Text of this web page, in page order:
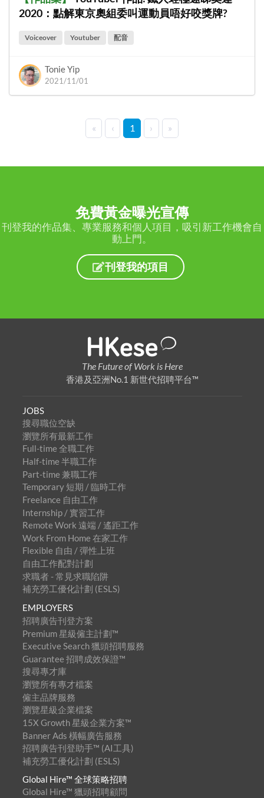
2020：點解東京奧組委叫運動員唔好咬獎牌?
Voiceover Youtuber 配音
Tonie Yip
2021/11/01
« ‹ 1 › »
免費黃金曝光宣傳
刊登我的作品集、專業服務和個人項目，吸引新工作機會自
動上門。
刊登我的項目
The Future of Work is Here
香港及亞洲No.1 新世代招聘平台™
JOBS
搜尋職位空缺
瀏覽所有最新工作
Full-time 全職工作
Half-time 半職工作
Part-time 兼職工作
Temporary 短期 / 臨時工作
Freelance 自由工作
Internship / 實習工作
Remote Work 遠端 / 遙距工作
Work From Home 在家工作
Flexible 自由 / 彈性上班
自由工作配對計劃
求職者 - 常見求職陷阱
補充勞工優化計劃 (ESLS)
EMPLOYERS
招聘廣告刊登方案
Premium 星級僱主計劃™
Executive Search 獵頭招聘服務
Guarantee 招聘成效保證™
搜尋專才庫
瀏覽所有專才檔案
僱主品牌服務
瀏覽星級企業檔案
15X Growth 星級企業方案™
Banner Ads 橫幅廣告服務
招聘廣告刊登助手™ (AI工具)
補充勞工優化計劃 (ESLS)
Global Hire™ 全球策略招聘
Global Hire™ 獵頭招聘顧問